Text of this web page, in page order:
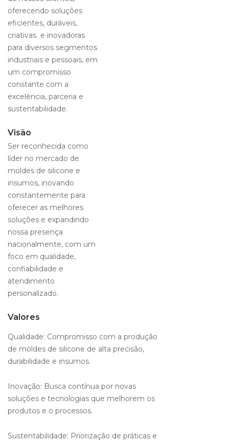
oferecendo soluções
eficientes, duráveis,
criativas e inovadoras
para diversos segmentos
industriais e pessoais, em
um compromisso
constante com a
excelência, parceria e
sustentabilidade.
Visão
Ser reconhecida como
líder no mercado de
moldes de silicone e
insumos, inovando
constantemente para
oferecer as melhores
soluções e expandindo
nossa presença
nacionalmente, com um
foco em qualidade,
confiabilidade e
atendimento
personalizado.
Valores
Qualidade: Compromisso com a produção
de moldes de silicone de alta precisão,
durabilidade e insumos.
Inovação: Busca contínua por novas
soluções e tecnologias que melhorem os
produtos e o processos.
Sustentabilidade: Priorização de práticas e